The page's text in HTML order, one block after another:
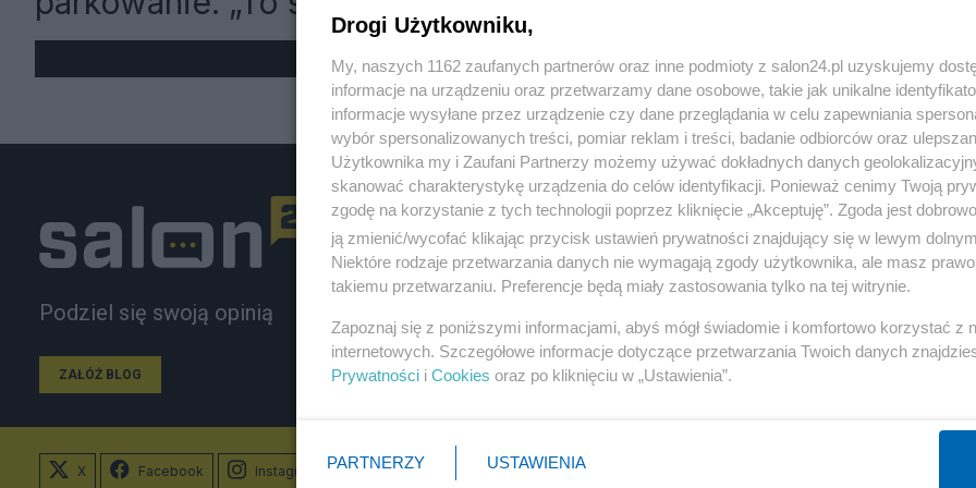
« WRÓĆ DO NOTKI
Podziel się swoją opinią
ZAŁÓŻ BLOG
Polityka
Rosja
PiS
Prezydent
NATO
Gospodarka
Biznes
Pieniądze
Inwestycje
Podatki
X Facebook Instagram
Drogi Użytkowniku,
My, naszych 1162 zaufanych partnerów oraz inne podmioty z salon24.pl uzyskujemy
informacje na urządzeniu oraz przetwarzamy dane osobowe, takie jak unikalne
informacje wysyłane przez urządzenie czy dane przeglądania w celu zapewniania
wybór spersonalizowanych treści, pomiar reklam i treści, badanie odbiorców oraz
Użytkownika my i Zaufani Partnerzy możemy używać dokładnych danych
skanować charakterystykę urządzenia do celów identyfikacji. Ponieważ cenimy Twoją
zgodę na korzystanie z tych technologii poprzez kliknięcie „Akceptuję”. Zgoda jest
ją zmienić/wycofać klikając przycisk ustawień prywatności znajdujący się w lewym
Niektóre rodzaje przetwarzania danych nie wymagają zgody użytkownika, ale masz
takiemu przetwarzaniu. Preferencje będą miały zastosowania tylko na tej witrynie.
Zapoznaj się z poniższymi informacjami, abyś mógł świadomie i komfortowo korzystać z
internetowych. Szczegółowe informacje dotyczące przetwarzania Twoich danych
Prywatności i Cookies oraz po kliknięciu w „Ustawienia”.
PARTNERZY USTAWIENIA